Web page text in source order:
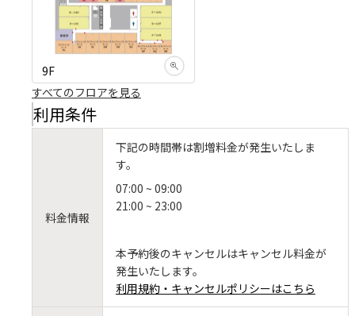
9F
すべてのフロアを見る
利用条件
料金情報
下記の時間帯は割増料金が発生いたしま
す。
07:00 ~ 09:00
21:00 ~ 23:00
本予約後のキャンセルはキャンセル料金が
発生いたします。
利用規約・キャンセルポリシーはこちら